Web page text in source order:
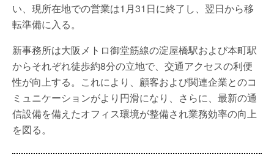
い、現所在地での営業は1月31日に終了し、翌日から移
転準備に入る。
新事務所は大阪メトロ御堂筋線の淀屋橋駅および本町駅
からそれぞれ徒歩約8分の立地で、交通アクセスの利便
性が向上する。これにより、顧客および関連企業とのコ
ミュニケーションがより円滑になり、さらに、最新の通
信設備を備えたオフィス環境が整備され業務効率の向上
を図る。